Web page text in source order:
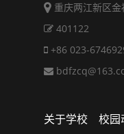
重庆两江新区金
401122
+86 023-
关于学校 校园